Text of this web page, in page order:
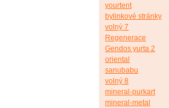
yourtent
bylinkové stránky
volný 7
Regenerace
Gendos yurta 2
oriental
sanubabu
volný 8
mineral-purkart
mineral-metal